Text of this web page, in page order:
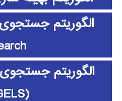
الگوریتم
(GELS)